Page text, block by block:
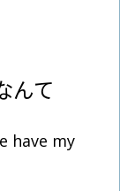
んて
have my